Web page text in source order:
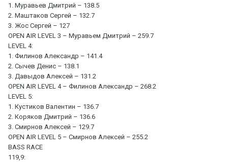
1. Муравьев Дмитрий – 138.5
2. Маштаков Сергей – 132.7
3. Жос Сергей – 127
OPEN AIR LEVEL 3 – Муравьем Дмитрий – 259.7
LEVEL 4:
1. Филинов Александр – 141.4
2. Сычев Денис – 138.1
3. Давыдов Алексей – 131.2
OPEN AIR LEVEL 4 – Филинов Александр – 268.2
LEVEL 5:
1. Кустиков Валентин – 136.7
2. Коряков Дмитрий – 136.6
3. Смирнов Алексей – 129.7
OPEN AIR LEVEL 5 – Смирнов Алексей – 255.2
BASS RACE
119,9: